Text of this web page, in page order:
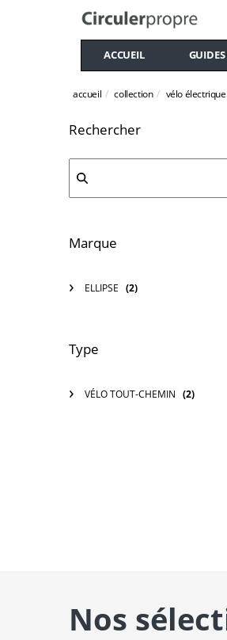
ACCUEIL
accueil collection vélo électrique
Rechercher
Marque
ELLIPSE (2)
Type
VÉLO TOUT-CHEMIN (2)
Nos